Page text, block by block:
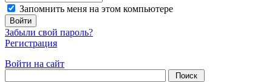
Запомнить меня на этом компьютере
Забыли свой пароль?
Регистрация
Войти на сайт